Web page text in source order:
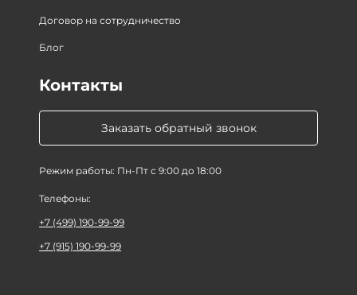
Договор на сотрудничество
Блог
Заказать обратный звонок
Режим работы: Пн-Пт с 9:00 до 18:00
Контакты
Телефоны:
+7 (499) 190-99-99
+7 (915) 190-99-99